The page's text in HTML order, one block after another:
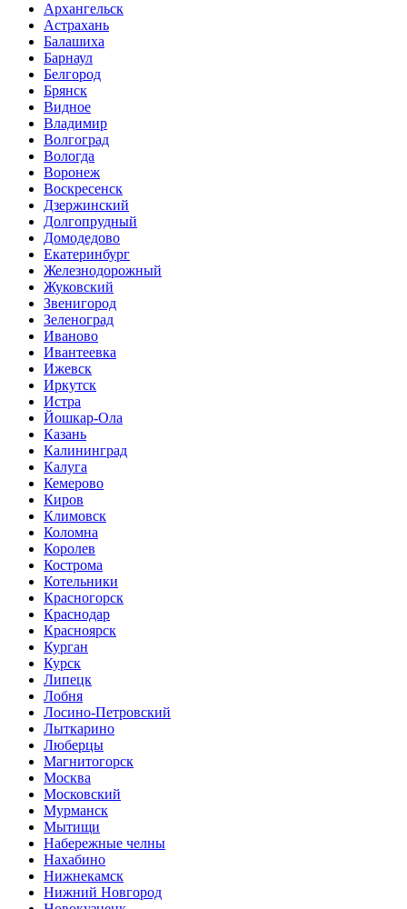
Архангельск
Астрахань
Балашиха
Барнаул
Белгород
Брянск
Видное
Владимир
Волгоград
Вологда
Воронеж
Воскресенск
Дзержинский
Долгопрудный
Домодедово
Екатеринбург
Железнодорожный
Жуковский
Звенигород
Зеленоград
Иваново
Ивантеевка
Ижевск
Иркутск
Истра
Йошкар-Ола
Казань
Калининград
Калуга
Кемерово
Киров
Климовск
Коломна
Королев
Кострома
Котельники
Красногорск
Краснодар
Красноярск
Курган
Курск
Липецк
Лобня
Лосино-Петровский
Лыткарино
Люберцы
Магнитогорск
Москва
Московский
Мурманск
Мытищи
Набережные челны
Нахабино
Нижнекамск
Нижний Новгород